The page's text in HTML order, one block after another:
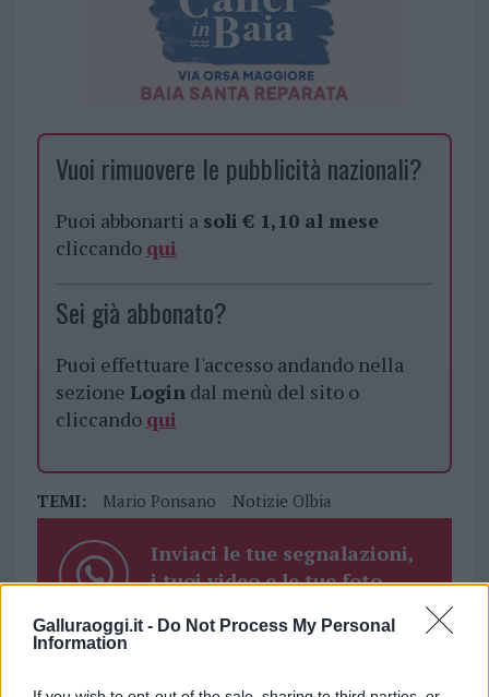
Galluraoggi.it - Do Not Process My Personal
Information
Vuoi rimuovere le pubblicità nazionali?
Puoi abbonarti a soli € 1,10 al mese
cliccando qui
Sei già abbonato?
Puoi effettuare l'accesso andando nella
sezione Logindal menù del sito o
cliccando qui
TEMI: Mario Ponsano Notizie Olbia
Inviaci le tue segnalazioni,
i tuoi video e le tue foto
345 356 7512